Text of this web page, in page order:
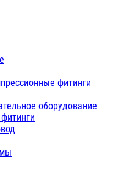
фитинги
оборудование